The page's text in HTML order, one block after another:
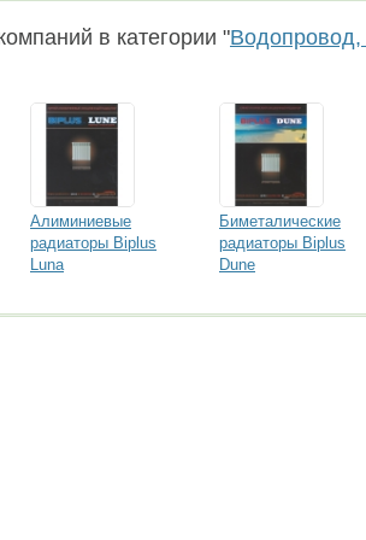
в категории "Водопровод,
Алиминиевые
радиаторы Biplus
Luna
Биметалические
радиаторы Biplus
Dune